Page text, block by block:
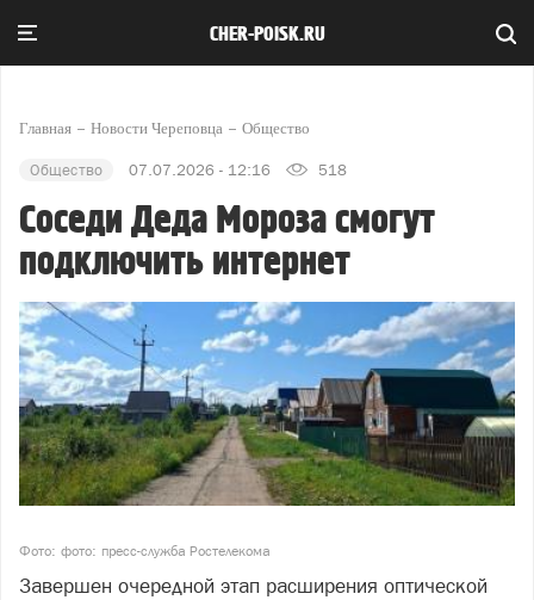
CHER-POISK.RU
Главная Новости Череповца Общество
Общество 07.07.2026 - 12:16 518
Соседи Деда Мороза смогут
подключить интернет
Фото: фото: пресс-служба Ростелекома
Завершен очередной этап расширения оптической